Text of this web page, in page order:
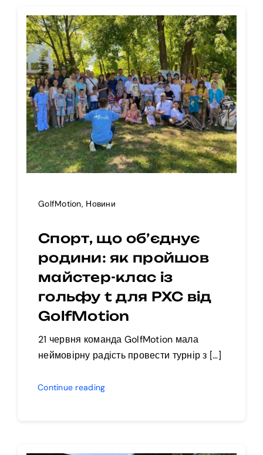
GolfMotion, Новини
Спорт, що об’єднує
родини: як пройшов
майстер-клас із
гольфу t для РХС від
GolfMotion
21 червня команда GolfMotion мала
неймовірну радість провести турнір з […]
Continue reading